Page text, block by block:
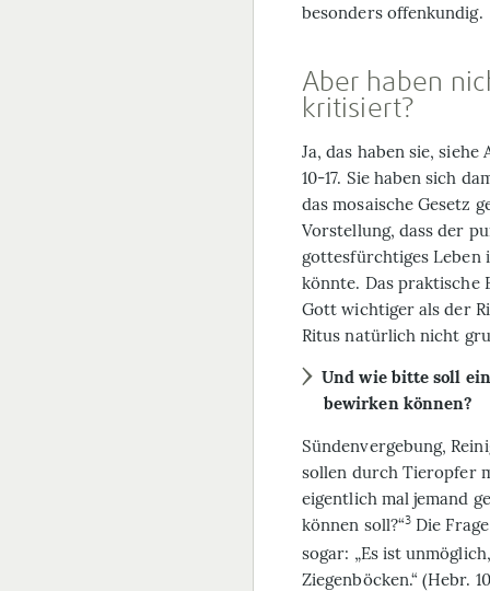
besonders offenkundig.
Aber haben
kritisiert?
Ja, das haben sie, siehe
10-17. Sie haben sich
das mosaische Gesetz
Vorstellung, dass der
gottesfürchtiges Leben
könnte. Das praktische
Gott wichtiger als der
Ritus natürlich nicht
Und wie bitte soll
bewirken können?
Sündenvergebung,
sollen durch Tieropfer
eigentlich mal jemand
können soll?“3 Die
sogar: „Es ist
Ziegenböcken.“ (Hebr.